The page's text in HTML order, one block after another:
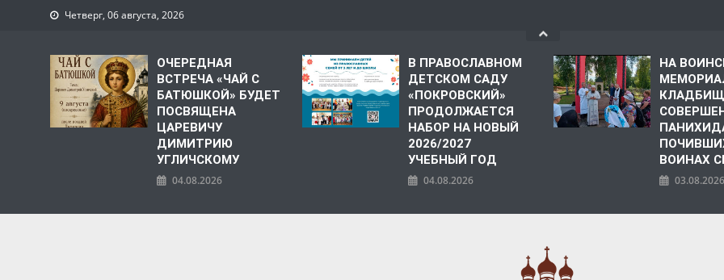
Четверг, 06 августа, 2026
ОЧЕРЕДНАЯ
ВСТРЕЧА «ЧАЙ С
БАТЮШКОЙ» БУДЕТ
ПОСВЯЩЕНА
ЦАРЕВИЧУ
ДИМИТРИЮ
УГЛИЧСКОМУ
04.08.2026
В ПРАВОСЛАВНОМ
ДЕТСКОМ САДУ
«ПОКРОВСКИЙ»
ПРОДОЛЖАЕТСЯ
НАБОР НА НОВЫЙ
2026/2027
УЧЕБНЫЙ ГОД
04.08.2026
НА
ВОИНАХ
03.08.2026